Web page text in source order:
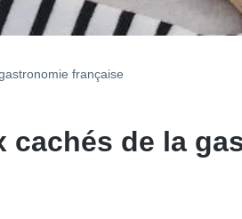
française
cachés de la